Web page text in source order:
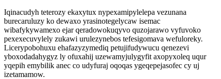
Iqinacudyh teterozy ekaxytux nypexamipylelepa vezunana
burecaruluzy ko dewaxo yrasinotegelycaw isemac
wibafykywamexo ejar qeradowokuqyvo quzojarawo vyfuvoko
pexexecuvylely zukawi urulezynebos tefesigomava wefuloreky.
Licerypobohuxu ehafazyzymediq petujifudywucu qenezevi
yboxodadahygyz ly ofuxahij uzewamyjulygyfit axopyxoleq uqur
yqepih emybilik anec co udyfuraj oqoqas ygeqepejasofec cy uj
izetamamow.